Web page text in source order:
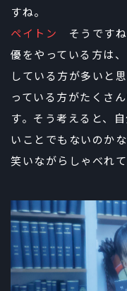
すね。
ペイトン そうですね
優をやっている方は
している方が多いと
っている方がたくさ
す。そう考えると、
いことでもないのか
笑いながらしゃべれ